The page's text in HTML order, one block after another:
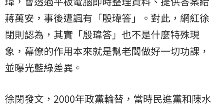
蔣萬安，事後遭諷有「殷瑋答」。對此，網紅徐
閉則認為，其實「殷瑋答」也不是什麼特殊現
象，幕僚的作用本來就是幫老闆做好一切功課，
並曝光藍綠差異。
徐閉發文，2000年政黨輪替，當時民進黨和陳水